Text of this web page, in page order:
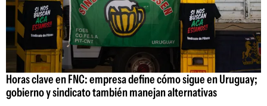
Horas clave en FNC: empresa define cómo sigue en Uruguay;
gobierno y sindicato también manejan alternativas